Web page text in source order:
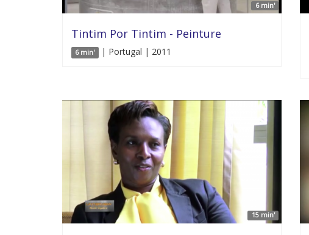
6 min'
Tintim Por Tintim - Peinture
6 min' | Portugal | 2011
15 min'